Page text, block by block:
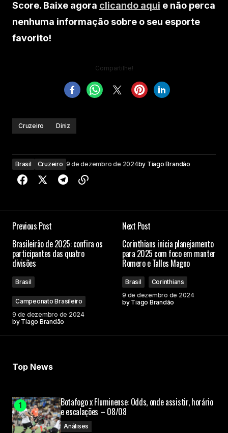
Score. Baixe agora clicando aqui e não perca
nenhuma informação sobre o seu esporte
favorito!
Compartilhe!
Cruzeiro Diniz
Brasil Cruzeiro 9 de dezembro de 2024by Tiago Brandão
Previous Post
Brasileirão de 2025: confira os
participantes das quatro
divisões
Brasil
Campeonato Brasileiro
9 de dezembro de 2024
by Tiago Brandão
Next Post
Corinthians inicia planejamento
para 2025 com foco em manter
Romero e Talles Magno
Brasil
Corinthians
9 de dezembro de 2024
by Tiago Brandão
Top News
Botafogo x Fluminense: Odds, onde assistir, horário
e escalações – 08/08
Análises